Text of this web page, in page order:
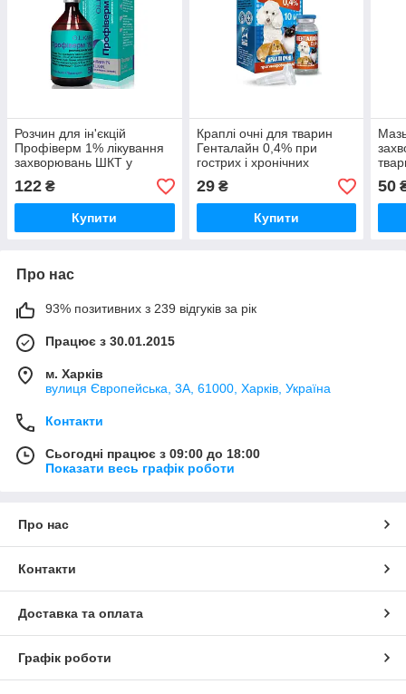
Розчин для ін'єкцій
Профіверм 1% лікування
захворювань ШКТ у
тварин 50 мл O.L.KAR
122 ₴
Купити
Краплі очні для тварин
Генталайн 0,4% при
гострих і хронічних
захворюваннях очей 10
мл O.L.KAR
29₴
Купити
50
Про нас
93% позитивних з 239 відгуків за рік
Працює з 30.01.2015
м. Харків
вулиця Європейська, 3А, 61000, Харків, Україна
Контакти
Сьогодні працює з 09:00 до 18:00
Показати весь графік роботи
Про нас
Контакти
Доставка та оплата
Графік роботи